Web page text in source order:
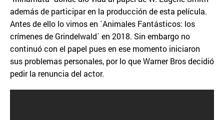
además de participar en la producción de esta película.
Antes de ello lo vimos en ´Animales Fantásticos: los
crímenes de Grindelwald´ en 2018. Sin embargo no
continuó con el papel pues en ese momento iniciaron
sus problemas personales, por lo que Warner Bros decidió
pedir la renuncia del actor.